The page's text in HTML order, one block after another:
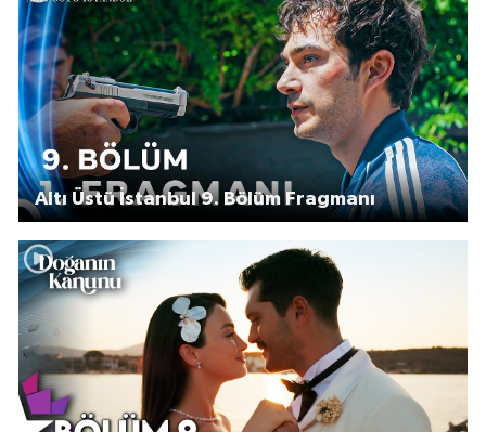
Altı Üstü İstanbul 9. Bölüm Fragmanı